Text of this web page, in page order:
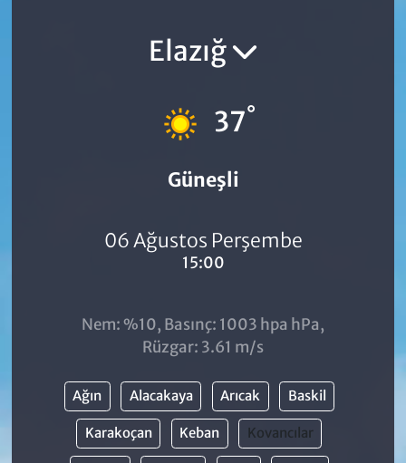
Elazığ
37°
Güneşli
06 Ağustos Perşembe
15:00
Nem: %10, Basınç: 1003 hpa hPa,
Rüzgar: 3.61 m/s
Ağın Alacakaya Arıcak Baskil
Karakoçan Keban Kovancılar